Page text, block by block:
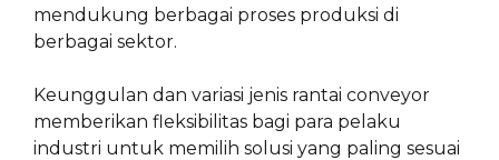
mendukung berbagai proses produksi di
berbagai sektor.
Keunggulan dan variasi jenis rantai conveyor
memberikan fleksibilitas bagi para pelaku
industri untuk memilih solusi yang paling sesuai